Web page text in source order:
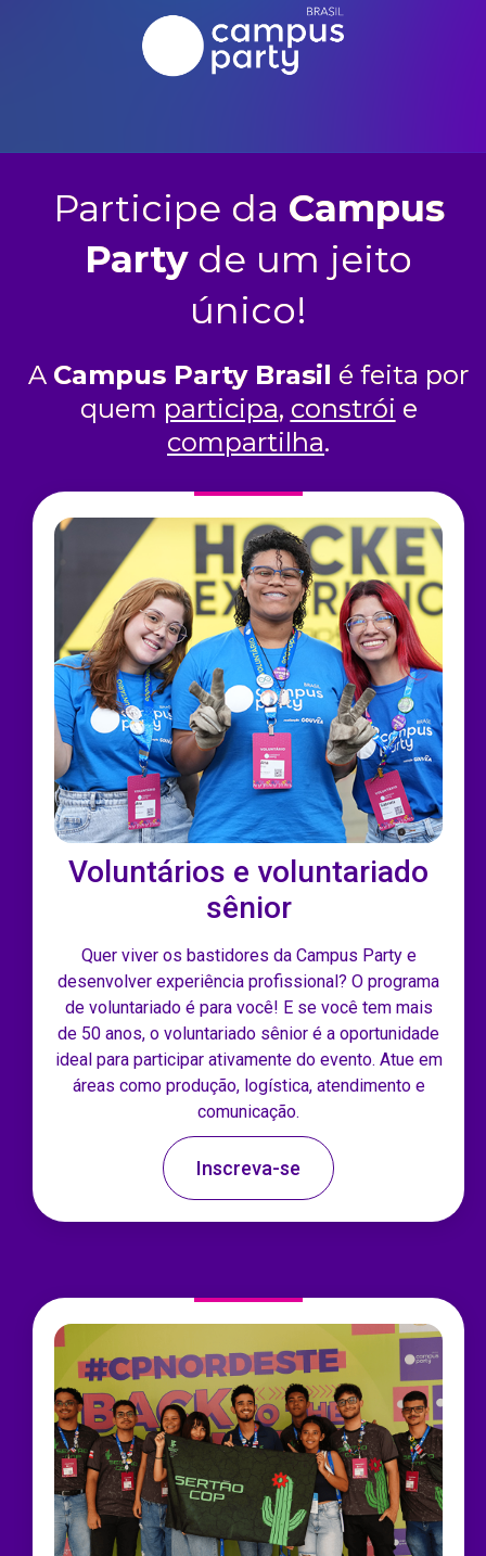
Participe da Campus
Partyde um jeito
único!
A Campus Party Brasil é feita por
quem participa, constrói e
compartilha.
Voluntários e voluntariado
sênior
Quer viver os bastidores da Campus Party e
desenvolver experiência profissional? O programa
de voluntariado é para você! E se você tem mais
de 50 anos, o voluntariado sênior é a oportunidade
ideal para participar ativamente do evento. Atue em
áreas como produção, logística, atendimento e
comunicação.
Inscreva-se